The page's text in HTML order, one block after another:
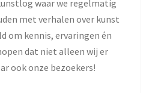
waar we regelmatig
met verhalen over kunst
om kennis, ervaringen én
dat niet alleen wij er
ook onze bezoekers!